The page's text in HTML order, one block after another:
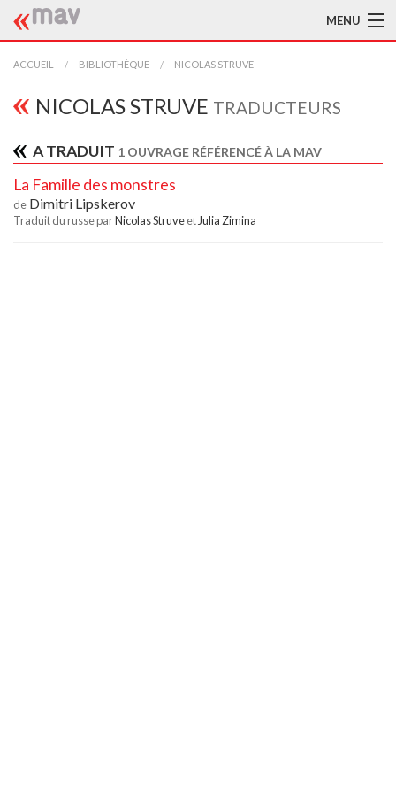
MENU
ACCUEIL
LA MAV
TRADUCTEURS
AIDE À LA TRADUCTION
ACCUEIL BIBLIOTHÈQUE NICOLAS STRUVE
NICOLAS STRUVE TRADUCTEURS
A TRADUIT 1 OUVRAGE RÉFÉRENCÉ À LA MAV
La Famille des monstres
de Dimitri Lipskerov
Traduit du russe parNicolas Struveet Julia Zimina